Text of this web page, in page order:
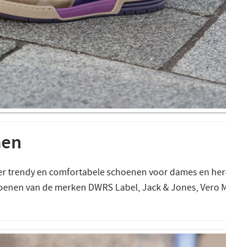
trendy en comfortabele schoenen voor dames en
van de merken DWRS Label, Jack & Jones, Vero